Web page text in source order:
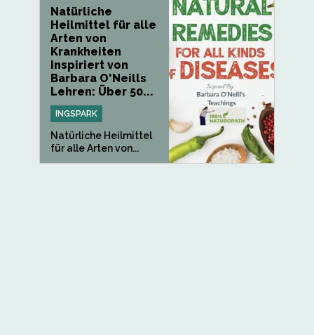
Natürliche
Heilmittel für alle
Arten von
Krankheiten
Inspiriert von
Barbara O'Neills
Lehren: Über 50...
INGSPARK
Natürliche Heilmittel
für alle Arten von...